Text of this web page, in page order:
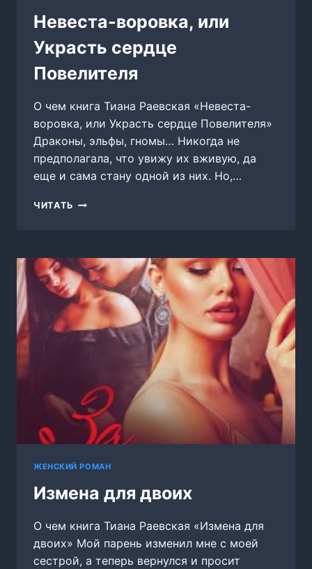
Невеста-воровка, или
Украсть сердце
Повелителя
О чем книга Тиана Раевская «Невеста-
воровка, или Украсть сердце Повелителя»
Драконы, эльфы, гномы… Никогда не
предполагала, что увижу их вживую, да
еще и сама стану одной из них. Но,…
ЧИТАТЬ НЕВЕСТА-
СЕРДЦЕ
ПОВЕЛИТЕЛЯ
ЖЕНСКИЙ РОМАН
Измена для двоих
О чем книга Тиана Раевская «Измена для
двоих» Мой парень изменил мне с моей
сестрой, а теперь вернулся и просит